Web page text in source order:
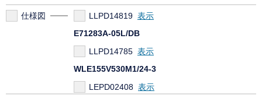
仕様図
LLPD14819
E71283A-05L/DB
LLPD14785
WLE155V530M1/24-3
LEPD02408